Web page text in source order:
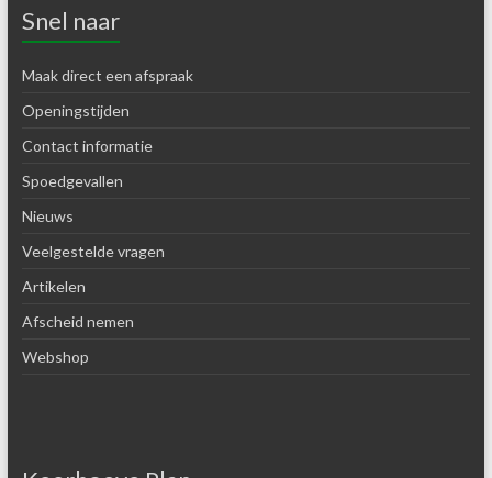
Snel naar
Maak direct een afspraak
Openingstijden
Contact informatie
Spoedgevallen
Nieuws
Veelgestelde vragen
Artikelen
Afscheid nemen
Webshop